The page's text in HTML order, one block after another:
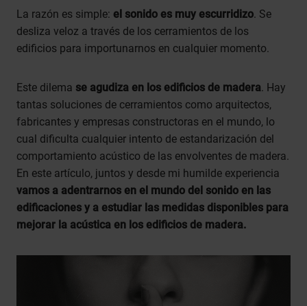
La razón es simple: el sonido es muy escurridizo. Se
desliza veloz a través de los cerramientos de los
edificios para importunarnos en cualquier momento.
Este dilema se agudiza en los edificios de madera. Hay
tantas soluciones de cerramientos como arquitectos,
fabricantes y empresas constructoras en el mundo, lo
cual dificulta cualquier intento de estandarización del
comportamiento acústico de las envolventes de madera.
En este artículo, juntos y desde mi humilde experiencia
vamos a adentrarnos en el mundo del sonido en las
edificaciones y a estudiar las medidas disponibles para
mejorar la acústica en los edificios de madera.